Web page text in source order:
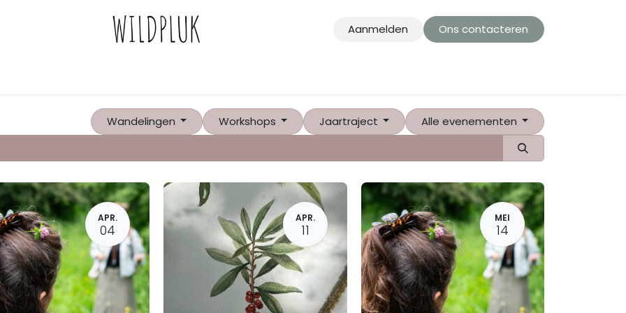
Aanmelden
Ons contacteren
Wandelingen Workshops Jaartraject Alle evenementen
APR.
04
APR.
11
MEI
14